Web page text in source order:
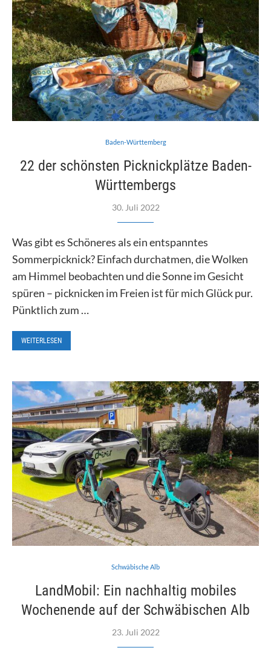
Baden-Württemberg
22 der schönsten Picknickplätze Baden-
Württembergs
30. Juli 2022
Was gibt es Schöneres als ein entspanntes
Sommerpicknick? Einfach durchatmen, die Wolken
am Himmel beobachten und die Sonne im Gesicht
spüren – picknicken im Freien ist für mich Glück pur.
Pünktlich zum …
WEITERLESEN
Schwäbische Alb
LandMobil: Ein nachhaltig mobiles
Wochenende auf der Schwäbischen Alb
23. Juli 2022